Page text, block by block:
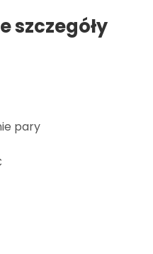
szczegóły
pary